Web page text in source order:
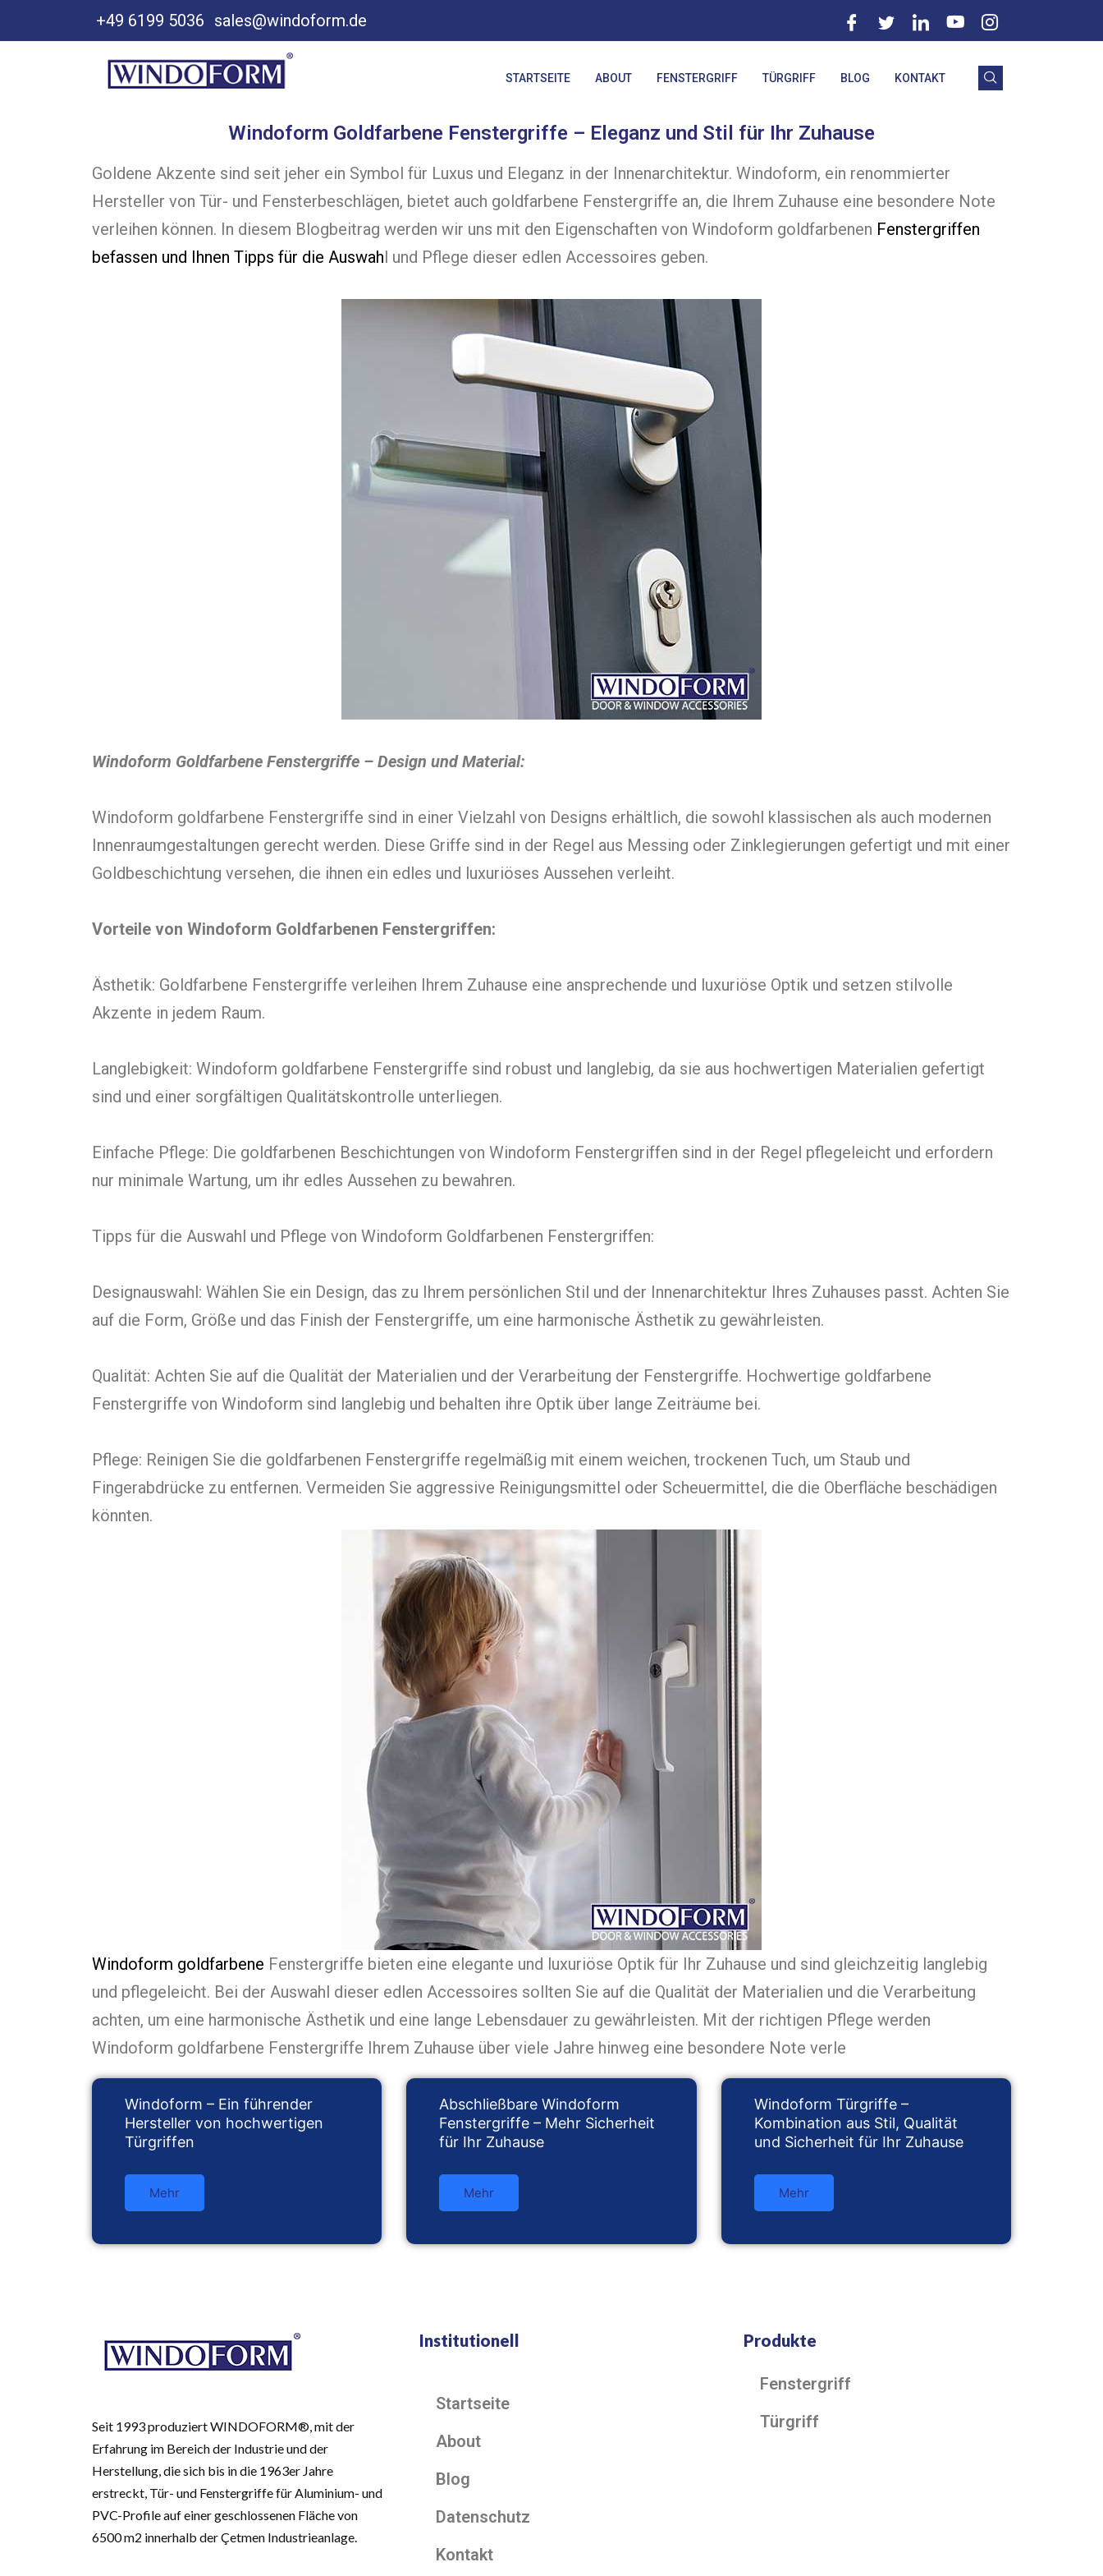
+49 6199 5036 sales@windoform.de
STARTSEITE ABOUT FENSTERGRIFF TÜRGRIFF BLOG KONTAKT
Windoform Goldfarbene Fenstergriffe – Eleganz und Stil für Ihr Zuhause
Goldene Akzente sind seit jeher ein Symbol für Luxus und Eleganz in der Innenarchitektur. Windoform, ein renommierter
Hersteller von Tür- und Fensterbeschlägen, bietet auch goldfarbene Fenstergriffe an, die Ihrem Zuhause eine besondere Note
verleihen können. In diesem Blogbeitrag werden wir uns mit den Eigenschaften von Windoform goldfarbenen Fenstergriffen
befassen und Ihnen Tipps für die Auswahl und Pflege dieser edlen Accessoires geben.
Windoform Goldfarbene Fenstergriffe – Design und Material:
Windoform goldfarbene Fenstergriffe sind in einer Vielzahl von Designs erhältlich, die sowohl klassischen als auch modernen
Innenraumgestaltungen gerecht werden. Diese Griffe sind in der Regel aus Messing oder Zinklegierungen gefertigt und mit einer
Goldbeschichtung versehen, die ihnen ein edles und luxuriöses Aussehen verleiht.
Vorteile von Windoform Goldfarbenen Fenstergriffen:
Ästhetik: Goldfarbene Fenstergriffe verleihen Ihrem Zuhause eine ansprechende und luxuriöse Optik und setzen stilvolle
Akzente in jedem Raum.
Langlebigkeit: Windoform goldfarbene Fenstergriffe sind robust und langlebig, da sie aus hochwertigen Materialien gefertigt
sind und einer sorgfältigen Qualitätskontrolle unterliegen.
Einfache Pflege: Die goldfarbenen Beschichtungen von Windoform Fenstergriffen sind in der Regel pflegeleicht und erfordern
nur minimale Wartung, um ihr edles Aussehen zu bewahren.
Tipps für die Auswahl und Pflege von Windoform Goldfarbenen Fenstergriffen:
Designauswahl: Wählen Sie ein Design, das zu Ihrem persönlichen Stil und der Innenarchitektur Ihres Zuhauses passt. Achten Sie
auf die Form, Größe und das Finish der Fenstergriffe, um eine harmonische Ästhetik zu gewährleisten.
Qualität: Achten Sie auf die Qualität der Materialien und der Verarbeitung der Fenstergriffe. Hochwertige goldfarbene
Fenstergriffe von Windoform sind langlebig und behalten ihre Optik über lange Zeiträume bei.
Pflege: Reinigen Sie die goldfarbenen Fenstergriffe regelmäßig mit einem weichen, trockenen Tuch, um Staub und
Fingerabdrücke zu entfernen. Vermeiden Sie aggressive Reinigungsmittel oder Scheuermittel, die die Oberfläche beschädigen
könnten.
Windoform goldfarbene Fenstergriffe bieten eine elegante und luxuriöse Optik für Ihr Zuhause und sind gleichzeitig langlebig
und pflegeleicht. Bei der Auswahl dieser edlen Accessoires sollten Sie auf die Qualität der Materialien und die Verarbeitung
achten, um eine harmonische Ästhetik und eine lange Lebensdauer zu gewährleisten. Mit der richtigen Pflege werden
Windoform goldfarbene Fenstergriffe Ihrem Zuhause über viele Jahre hinweg eine besondere Note verle
Windoform – Ein führender
Hersteller von hochwertigen
Türgriffen
Mehr
Abschließbare Windoform
Fenstergriffe – Mehr Sicherheit
für Ihr Zuhause
Mehr
Windoform Türgriffe –
Kombination aus Stil, Qualität
und Sicherheit für Ihr Zuhause
Mehr
Seit 1993 produziert WINDOFORM®, mit der
Erfahrung im Bereich der Industrie und der
Herstellung, die sich bis in die 1963er Jahre
erstreckt, Tür- und Fenstergriffe für Aluminium- und
PVC-Profile auf einer geschlossenen Fläche von
6500 m2 innerhalb der Çetmen Industrieanlage.
Institutionell
Startseite
About
Blog
Datenschutz
Kontakt
Produkte
Fenstergriff
Türgriff